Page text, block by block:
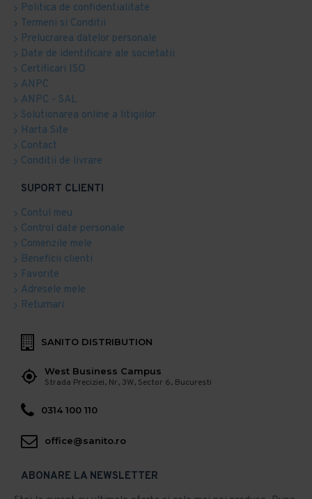
Politica de confidentialitate
Termeni si Conditii
Prelucrarea datelor personale
Date de identificare ale societatii
Certificari ISO
ANPC
ANPC - SAL
Solutionarea online a litigiilor
Harta Site
Contact
Conditii de livrare
SUPORT CLIENTI
Contul meu
Control date personale
Comenzile mele
Beneficii clienti
Favorite
Adresele mele
Returnari
SANITO DISTRIBUTION
West Business Campus
Strada Preciziei, Nr, 3W, Sector 6, Bucuresti
0314 100 110
office@sanito.ro
ABONARE LA NEWSLETTER